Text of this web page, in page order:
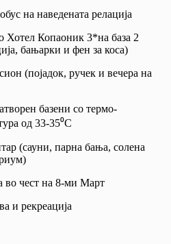
на наведената релација
Хотел Копаоник 3*на база 2
бањарки и фен за коса)
(појадок, ручек и вечера на
базени со термо-
од 33-35⁰C
(сауни, парна бања, солена
во чест на 8-ми Март
и рекреација